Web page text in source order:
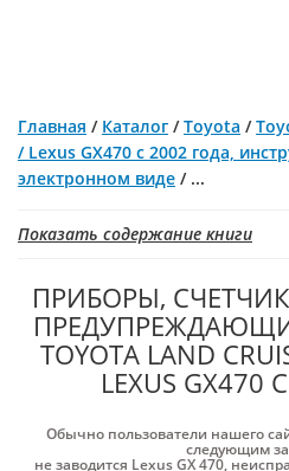
Главная / Каталог /Toyota /
/ Lexus GX470 с 2002 года,
электронном виде / ...
Показать содержание книги
ПРИБОРЫ,
TOYOTA LAND
LEXUS GX470
Обычно пользователи нашего
следующим
не заводится Lexus GX 470,